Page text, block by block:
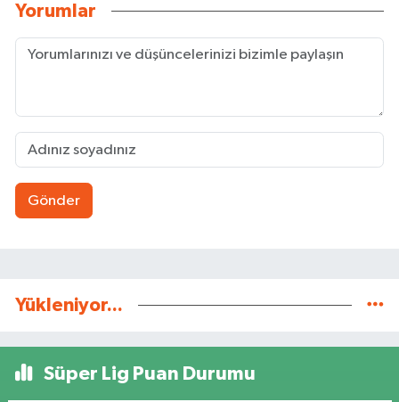
Yorumlar
Gönder
Yükleniyor...
Süper Lig Puan Durumu